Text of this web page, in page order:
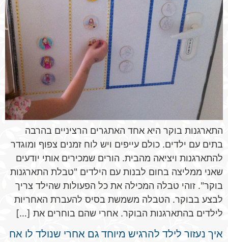
התארגנות בוקר היא אחד האתגרים הרציניים בהרבה
בתים עם ילדים. כולם עייפים ויש לוח זמנים צפוף ומוגדר
להתארגנות ויציאה מהבית. הורים שמכירים אותי יודעים
שאני ממליצה בחום לבנות עם הילדים "טבלת התארגנות
בוקר". זוהי טבלה המכילה את כל הפעולות שהילד צריך
לבצע בבוקר. הטבלה משמשת בסיס להעברת האחריות
לילדים בהתארגנות הבוקר. אחרי שהם בוחרים את […]
איך נעזור לילד להרגיש מיוחד גם אחרי שנולד לו אח